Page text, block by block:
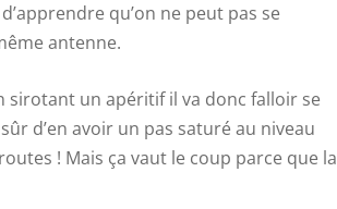
qu’on ne peut pas se
antenne.
sirotant un apéritif il va donc falloir se
d’en avoir un pas saturé au niveau
! Mais ça vaut le coup parce que la